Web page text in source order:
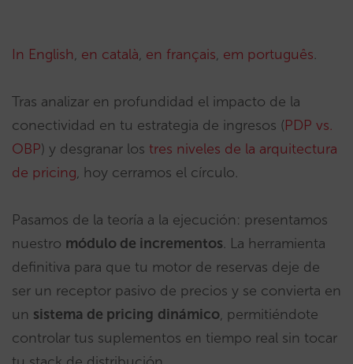
In English, en català, en français, em português.
Tras analizar en profundidad el impacto de la
conectividad en tu estrategia de ingresos (PDP vs.
OBP) y desgranar los tres niveles de la arquitectura
de pricing, hoy cerramos el círculo.
Pasamos de la teoría a la ejecución: presentamos
nuestro módulo de incrementos. La herramienta
definitiva para que tu motor de reservas deje de
ser un receptor pasivo de precios y se convierta en
un sistema de pricing dinámico, permitiéndote
controlar tus suplementos en tiempo real sin tocar